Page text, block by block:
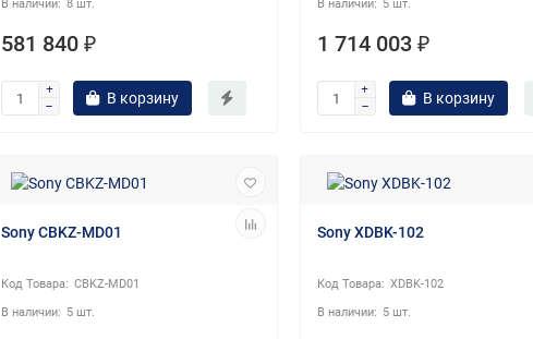
8 шт.
581 840 ₽
В корзину
5 шт.
1 714 003 ₽
В корзину
Sony CBKZ-MD01
CBKZ-MD01
5 шт.
Sony XDBK-102
XDBK-102
5 шт.